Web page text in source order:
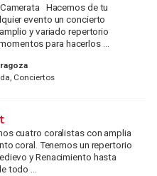
Hacemos de tu
evento un concierto
y variado repertorio
para hacerlos ...
Conciertos
cuatro coralistas con amplia
coral. Tenemos un repertorio
y Renacimiento hasta
todo ...